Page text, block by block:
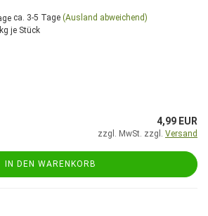
ca. 3-5 Tage (Ausland abweichend)
kg je Stück
4,99 EUR
zzgl. MwSt. zzgl. Versand
IN DEN WARENKORB